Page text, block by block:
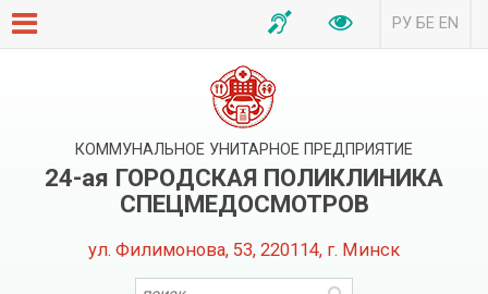
РУ БЕ EN
КОММУНАЛЬНОЕ УНИТАРНОЕ ПРЕДПРИЯТИЕ
24-ая ГОРОДСКАЯ ПОЛИКЛИНИКА
СПЕЦМЕДОСМОТРОВ
ул. Филимонова, 53, 220114, г. Минск